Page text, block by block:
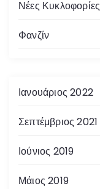
Νέες Κυκλοφορίες
Φανζίν
Ιανουάριος 2022
Σεπτέμβριος 2021
Ιούνιος 2019
Μάιος 2019